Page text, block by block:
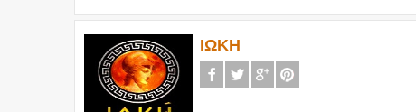
ΙΩΚΗ